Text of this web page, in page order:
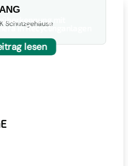
Schutzgehäusemit
in Recyclinganlagen
lesen